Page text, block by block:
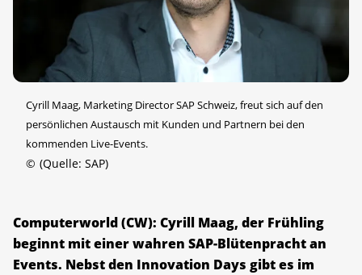
Cyrill Maag, Marketing Director SAP Schweiz, freut sich auf den
persönlichen Austausch mit Kunden und Partnern bei den
kommenden Live-Events.
© (Quelle: SAP)
Computerworld (CW): Cyrill Maag, der Frühling
beginnt mit einer wahren SAP-Blütenpracht an
Events. Nebst den Innovation Days gibt es im